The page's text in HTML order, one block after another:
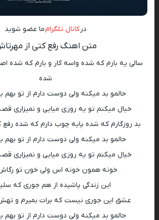
در کانال تلگرامما عضو شوید
متن اهنگ رفع کتی از
سالی یه بارم که شده واسه کار و بارم که شده
شده
حالمو بد میکنه ولی دوست دارم از تو بهم
خیال میکنم تو یه روزی میایی و نمیزاری
بد روزگارم که شده پایه چوب دارم که شده
حالمو بد میکنه ولی دوست دارم از تو بهم
خیال میکنم تو یه روزی میایی و نمیزاری
خونه همون خونه اس ولی خون تو
این زندگی پاشیده از هم جوری که
عشق این جوری نیست که برات بمیرم و
حالمو بد میکنه ولی دوست دارم از تو بهم